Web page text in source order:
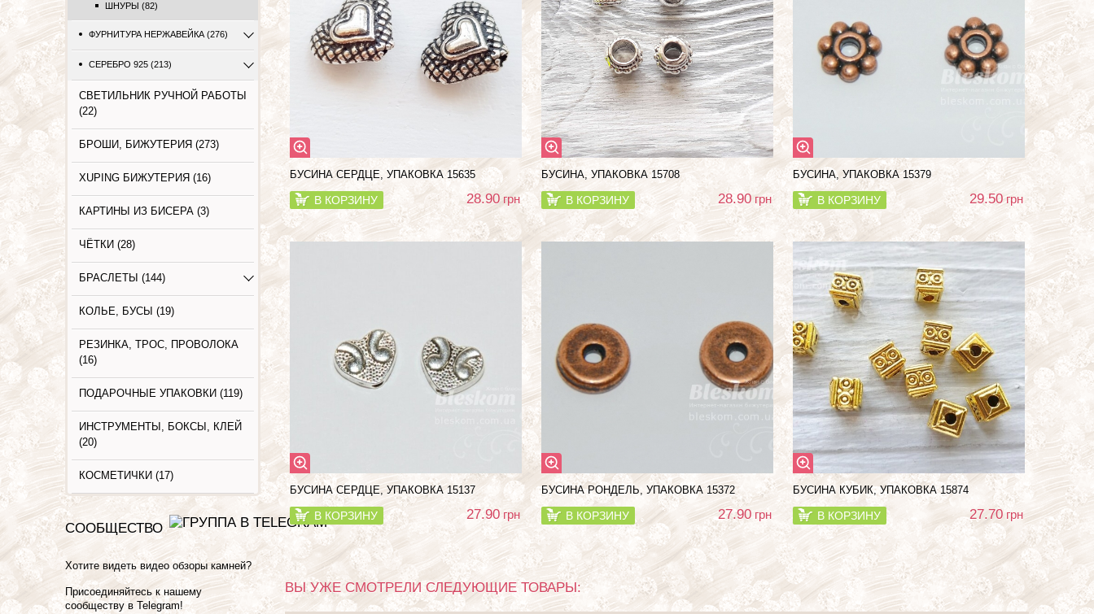
ШНУРЫ (82)
ФУРНИТУРА НЕРЖАВЕЙКА (276)
СЕРЕБРО 925 (213)
СВЕТИЛЬНИК РУЧНОЙ РАБОТЫ
(22)
БРОШИ, БИЖУТЕРИЯ (273)
XUPING БИЖУТЕРИЯ (16)
КАРТИНЫ ИЗ БИСЕРА (3)
ЧЁТКИ (28)
БРАСЛЕТЫ (144)
КОЛЬЕ, БУСЫ (19)
РЕЗИНКА, ТРОС, ПРОВОЛОКА
(16)
ПОДАРОЧНЫЕ УПАКОВКИ (119)
ИНСТРУМЕНТЫ, БОКСЫ, КЛЕЙ
(20)
КОСМЕТИЧКИ (17)
СООБЩЕСТВО
Хотите видеть видео обзоры камней?
Присоединяйтесь к нашему
сообществу в Telegram!
БУСИНА СЕРДЦЕ, УПАКОВКА 15635
В КОРЗИНУ 28.90 грн
БУСИНА, УПАКОВКА 15708
В КОРЗИНУ 28.90 грн
БУСИНА, УПАКОВКА 15379
В КОРЗИНУ 29.50грн
БУСИНА СЕРДЦЕ, УПАКОВКА 15137
В КОРЗИНУ 27.90 грн
БУСИНА РОНДЕЛЬ, УПАКОВКА 15372
В КОРЗИНУ 27.90 грн
БУСИНА КУБИК, УПАКОВКА 15874
В КОРЗИНУ 27.70 грн
ВЫ УЖЕ СМОТРЕЛИ СЛЕДУЮЩИЕ ТОВАРЫ: